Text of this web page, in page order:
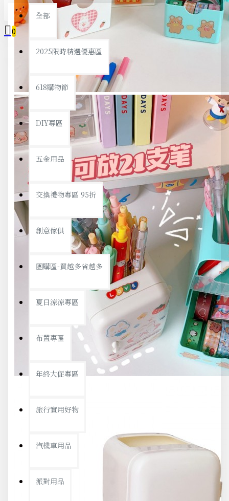
全部
2025限時精選優惠區
618購物節
DIY專區
五金用品
交換禮物專區 95折
創意傢俱
團購區-買越多省越多
夏日涼涼專區
布置專區
年終大促專區
旅行實用好物
汽機車用品
派對用品
0
您的購物車內沒有商品！